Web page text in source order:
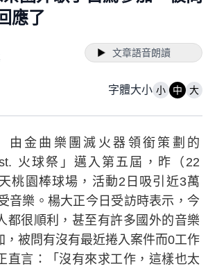
應了
文章語音朗讀
字體大小 小 中 大
由金曲樂團滅火器領銜策劃的
火球祭」邁入第五屆，昨（22
桃園棒球場，活動2日吸引近3萬
音樂。楊大正今日受訪時表示，今
都很順利，甚至有許多國外的音樂
，被問有沒有最近捲入案件而0工作
直言：「沒有來求工作，這樣也太